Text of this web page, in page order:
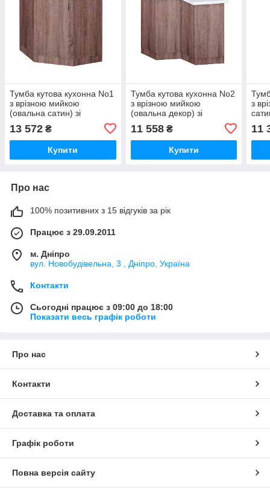
Тумба кутова кухонна No1
з врізною мийкою
(овальна сатин) зі
(складська програма)
13 572 ₴
Купити
Тумба кутова кухонна No2
з врізною мийкою
(овальна декор) зі
(складська програма)
11 558₴
Купити
з
11
Про нас
100% позитивних з 15 відгуків за рік
Працює з 29.09.2011
м. Дніпро
вул. Новобудівельна, 3 , Дніпро, Україна
Контакти
Сьогодні працює з 09:00 до 18:00
Показати весь графік роботи
Про нас
Контакти
Доставка та оплата
Графік роботи
Повна версія сайту